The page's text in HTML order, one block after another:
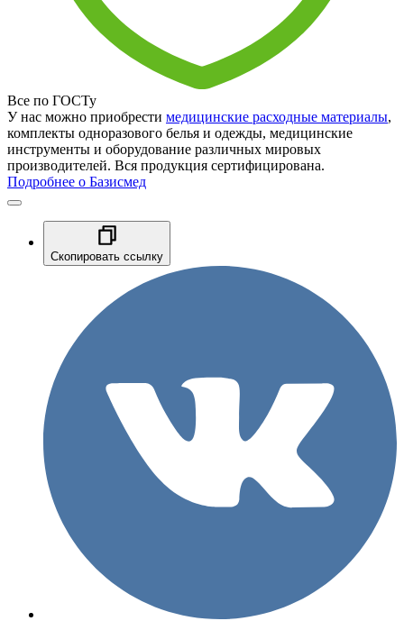
Все по ГОСТу
У нас можно приобрести медицинские расходные материалы,
комплекты одноразового белья и одежды, медицинские
инструменты и оборудование различных мировых
производителей. Вся продукция сертифицирована.
Подробнее о Базисмед
Скопировать ссылку